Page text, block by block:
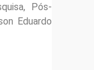
Pós-
Eduardo